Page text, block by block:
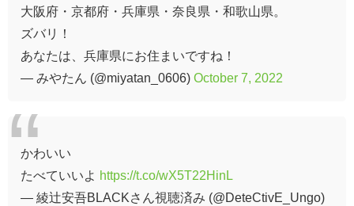
大阪府・京都府・兵庫県・奈良県・和歌山県。
ズバリ！
あなたは、兵庫県にお住まいですね！
— みやたん (@miyatan_0606) October 7, 2022
かわいい
たべていいよ https://t.co/wX5T22HinL
— 綾辻安吾BLACKさん視聴済み (@DeteCtivE_Ungo)